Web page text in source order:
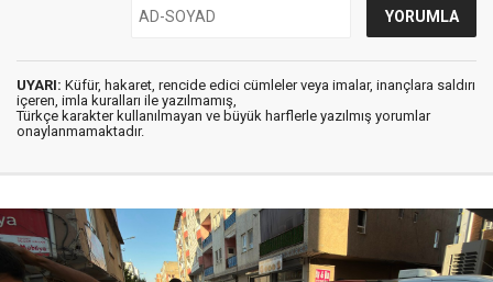
UYARI: Küfür, hakaret, rencide edici cümleler veya imalar, inançlara saldırı
içeren, imla kuralları ile yazılmamış,
Türkçe karakter kullanılmayan ve büyük harflerle yazılmış yorumlar
onaylanmamaktadır.